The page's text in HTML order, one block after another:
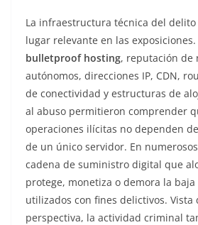
La infraestructura técnica del
lugar relevante en las
bulletproof hosting, reputación de
autónomos, direcciones IP, CDN,
de conectividad y estructuras de
al abuso permitieron comprender
operaciones ilícitas no dependen
de un único servidor. En
cadena de suministro digital que
protege, monetiza o demora la baja
utilizados con fines delictivos. Vista
perspectiva, la actividad criminal